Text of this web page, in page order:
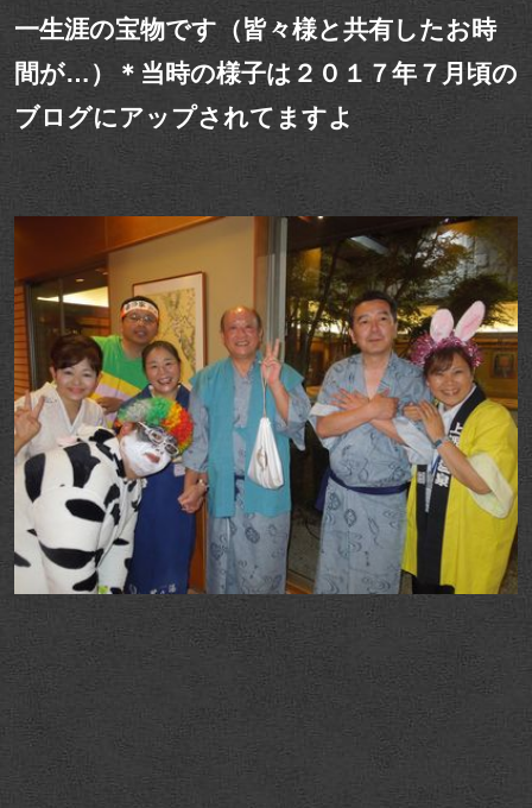
一生涯の宝物です（皆々様と共有したお時
間が…）＊当時の様子は２０１７年７月頃の
ブログにアップされてますよ